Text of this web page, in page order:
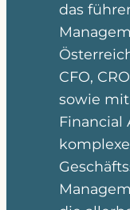
das
CFO,
sowie
Financial